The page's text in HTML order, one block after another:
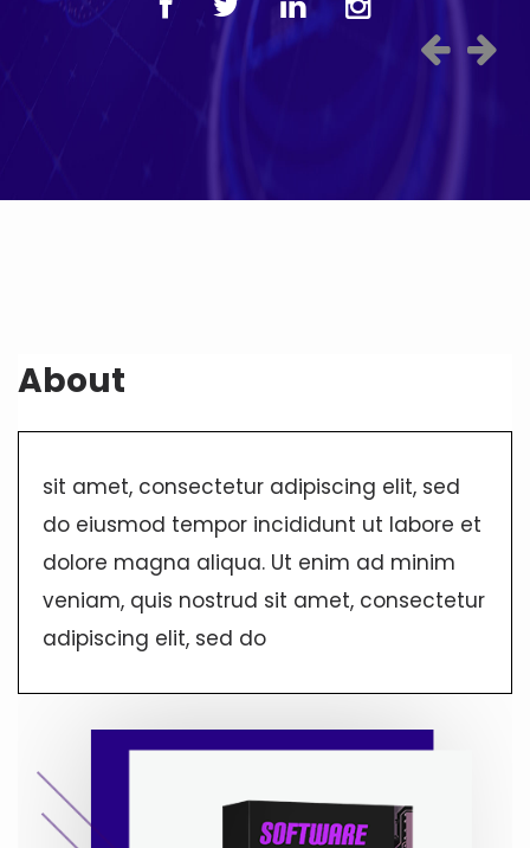
About
sit amet, consectetur adipiscing elit, sed
do eiusmod tempor incididunt ut labore et
dolore magna aliqua. Ut enim ad minim
veniam, quis nostrud sit amet, consectetur
adipiscing elit, sed do